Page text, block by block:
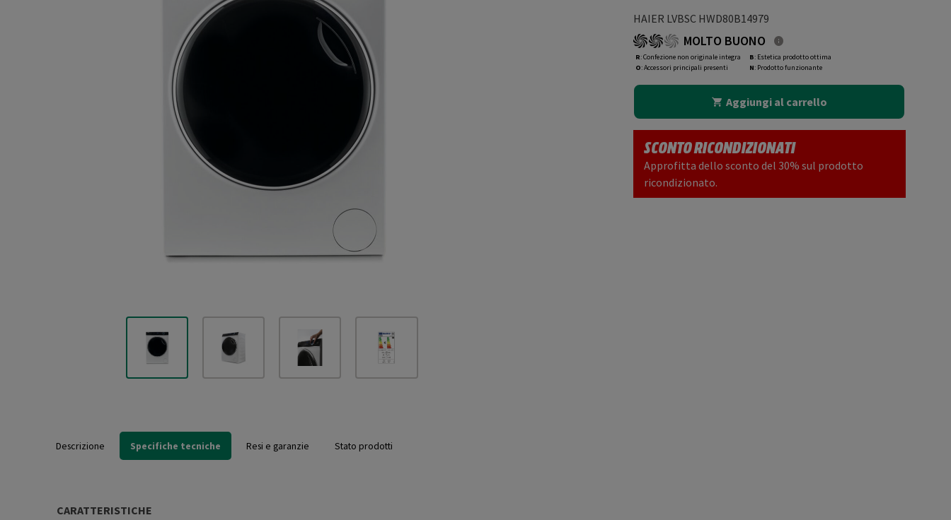
HAIER LVBSC HWD80B14979
MOLTO BUONO
R: Confezione non originale integra
O: Accessori principali presenti
B: Estetica prodotto ottima
N: Prodotto funzionante
Aggiungi al carrello
SCONTO RICONDIZIONATI
Approfitta dello sconto del 30% sul prodotto
ricondizionato.
Descrizione Specifiche tecniche Resi e garanzie Stato prodotti
CARATTERISTICHE